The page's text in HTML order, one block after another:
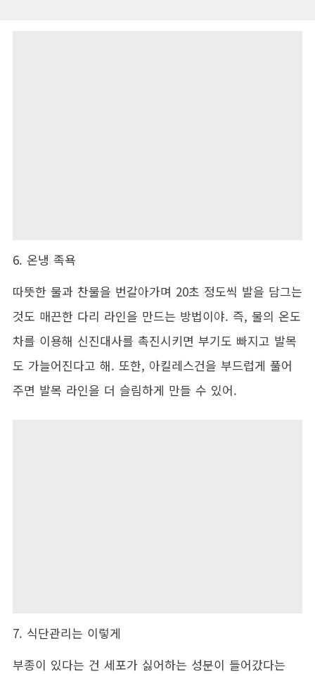
6. 온냉 족욕
따뜻한 물과 찬물을 번갈아가며 20초 정도씩 발을 담그는
것도 매끈한 다리 라인을 만드는 방법이야. 즉, 물의 온도
차를 이용해 신진대사를 촉진시키면 부기도 빠지고 발목
도 가늘어진다고 해. 또한, 아킬레스건을 부드럽게 풀어
주면 발목 라인을 더 슬림하게 만들 수 있어.
7. 식단관리는 이렇게
부종이 있다는 건 세포가 싫어하는 성분이 들어갔다는